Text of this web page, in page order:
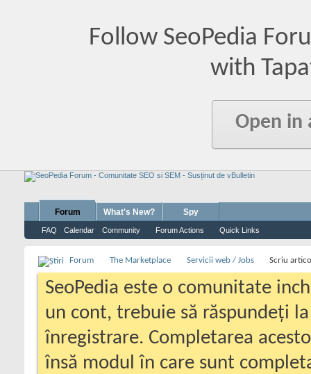
Follow SeoPedia
with
Open in
Forum
FAQ Calendar Community Forum Actions Quick Links
What's New? Spy
Forum The Marketplace Servicii web / Jobs Scriu
SeoPedia este o comunitate
un cont, trebuie să răspundeți
înregistrare. Completarea
însă modul în care sunt